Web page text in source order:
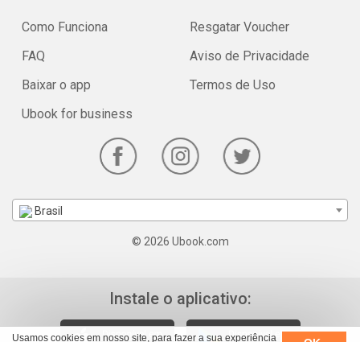
Usamos cookies em nosso site, para fazer a sua experiência
Como Funciona
FAQ
Baixar o app
Ubook for business
Resgatar Voucher
Aviso de Privacidade
Termos de Uso
Brasil
© 2026 Ubook.com
Instale o aplicativo: